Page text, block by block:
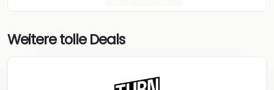
Weitere tolle Deals